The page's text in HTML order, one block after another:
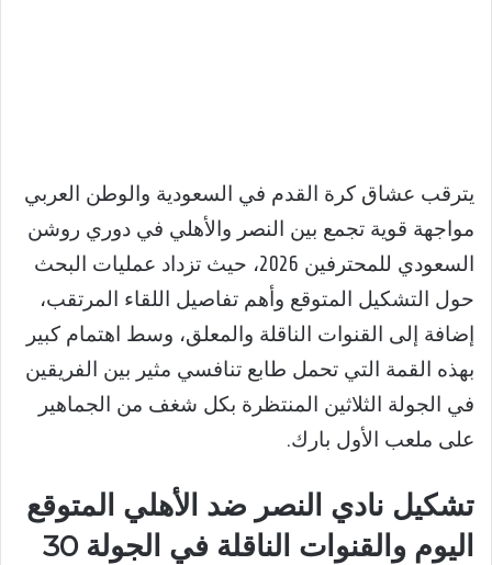
يترقب عشاق كرة القدم في السعودية والوطن العربي
مواجهة قوية تجمع بين النصر والأهلي في دوري روشن
السعودي للمحترفين 2026، حيث تزداد عمليات البحث
حول التشكيل المتوقع وأهم تفاصيل اللقاء المرتقب،
إضافة إلى القنوات الناقلة والمعلق، وسط اهتمام كبير
بهذه القمة التي تحمل طابع تنافسي مثير بين الفريقين
في الجولة الثلاثين المنتظرة بكل شغف من الجماهير
على ملعب الأول بارك.
تشكيل نادي النصر ضد الأهلي المتوقع
اليوم والقنوات الناقلة في الجولة 30